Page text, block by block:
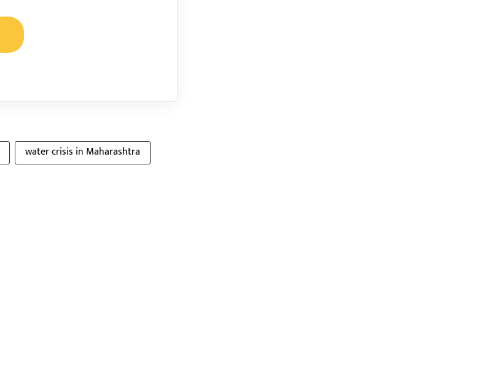
water crisis in Maharashtra